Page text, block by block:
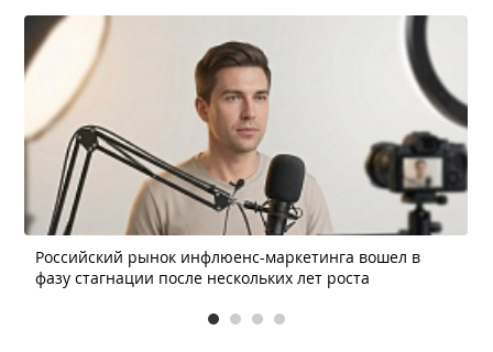
Российский рынок инфлюенс-маркетинга вошел в
фазу стагнации после нескольких лет роста